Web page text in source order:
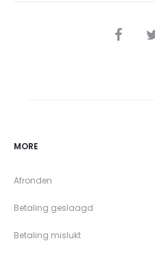
SHARE
MORE
Afronden
Betaling geslaagd
Betaling mislukt